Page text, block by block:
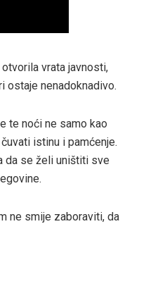
vrata javnosti,
ostaje nenadoknadivo.
te noći ne samo kao
istinu i pamćenje.
da se želi uništiti sve
ne smije zaboraviti, da